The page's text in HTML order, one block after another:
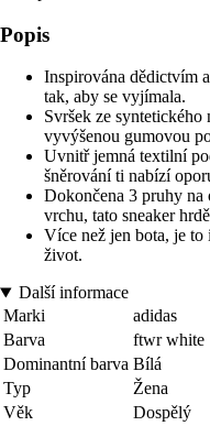
Popis
Inspirována dědictvím
tak, aby se vyjímala.
Svršek ze syntetického
vyvýšenou gumovou
Uvnitř jemná textilní
šněrování ti nabízí
Dokončena 3 pruhy na
vrchu, tato sneaker
Více než jen bota, je
život.
Další informace
Marki
adidas
Barva
ftwr white
Dominantní barva Bílá
Typ
Žena
Věk
Dospělý